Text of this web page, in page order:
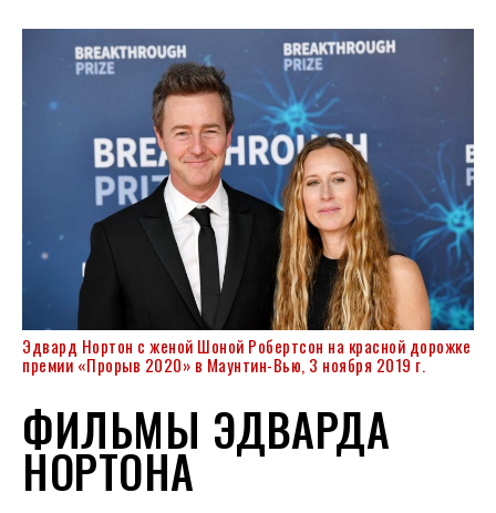
Эдвард Нортон с женой Шоной Робертсон на красной дорожке
премии «Прорыв 2020» в Маунтин-Вью, 3 ноября 2019 г.
ФИЛЬМЫ ЭДВАРДА
НОРТОНА